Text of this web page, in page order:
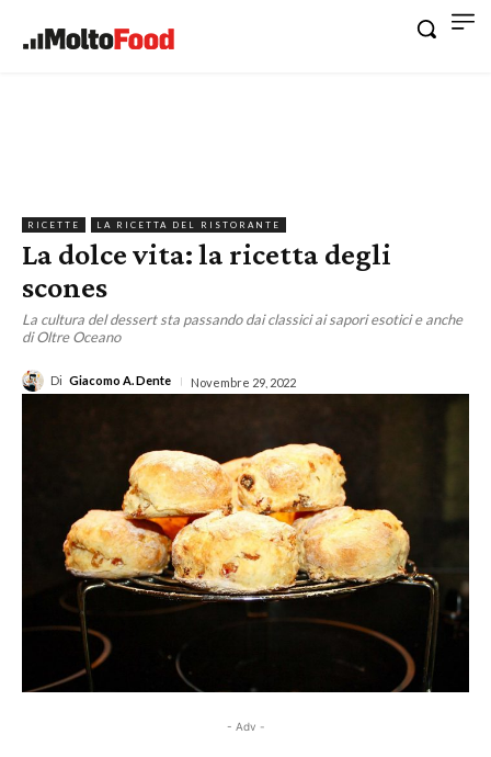
RICETTE LA RICETTA DEL RISTORANTE
La dolce vita: la ricetta degli
scones
La cultura del dessert sta passando dai classici ai sapori esotici e anche
di Oltre Oceano
Di Giacomo A. Dente Novembre 29, 2022
- Adv -